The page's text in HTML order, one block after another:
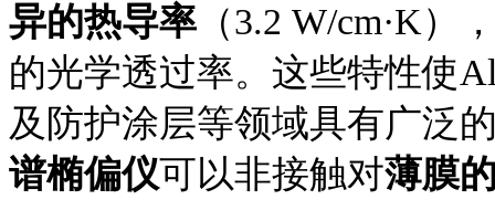
异的热导率 （3.2 W/cm·K
的光学透过率。这些特性使
及防护涂层等领域具有广泛
谱椭偏仪可以非接触对薄膜